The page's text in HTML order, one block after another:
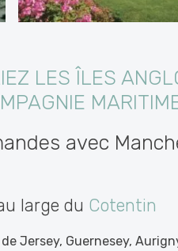
LES ÎLES
avec
large du Cotentin
Jersey, Guernesey,